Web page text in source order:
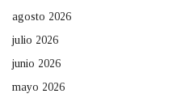
agosto 2026
julio 2026
junio 2026
mayo 2026